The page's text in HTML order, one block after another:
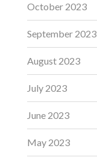
October 2023
September 2023
August 2023
July 2023
June 2023
May 2023